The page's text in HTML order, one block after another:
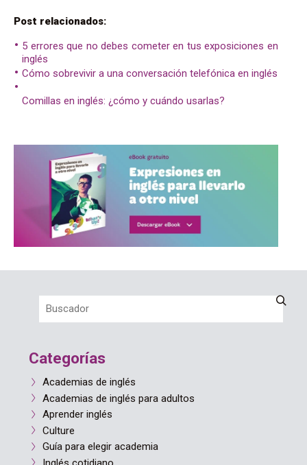
Post relacionados:
5 errores que no debes cometer en tus exposiciones en
inglés
Cómo sobrevivir a una conversación telefónica en inglés
Comillas en inglés: ¿cómo y cuándo usarlas?
Categorías
Academias de inglés
Academias de inglés para adultos
Aprender inglés
Culture
Guía para elegir academia